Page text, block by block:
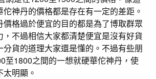
神丹的價格都是存在有一定的差距。
價格過於便宜的目的都是為了博取群眾
，不過相信大家都清楚便宜是沒有好貨
分貨的道理大家還是懂的。不過有些朋
至1800之間的一想就硬華佗神丹，使
明顯。